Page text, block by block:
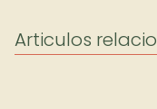
Articulos